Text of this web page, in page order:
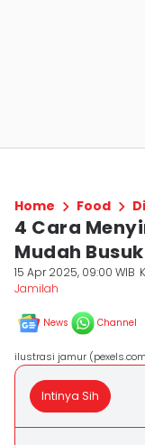
Home Food
4 Cara
Mudah Busuk
15 Apr 2025, 09:00 WIB
Jamilah
News Channel
ilustrasi jamur
Intinya Sih